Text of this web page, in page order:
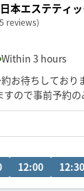
本エステティ
reviews)
Within 3 hours
お待ちしており
すので事前予約
をじっくり伺い
た目の変化をお
イル、メイク、
12:00 12:30